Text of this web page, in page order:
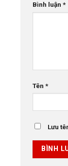
Bình luận *
Tên *
Lưu